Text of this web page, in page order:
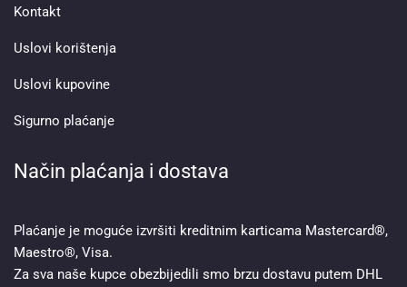
Kontakt
Uslovi korištenja
Uslovi kupovine
Sigurno plaćanje
Način plaćanja i dostava
Plaćanje je moguće izvršiti kreditnim karticama Mastercard®,
Maestro®, Visa.
Za sva naše kupce obezbijedili smo brzu dostavu putem DHL